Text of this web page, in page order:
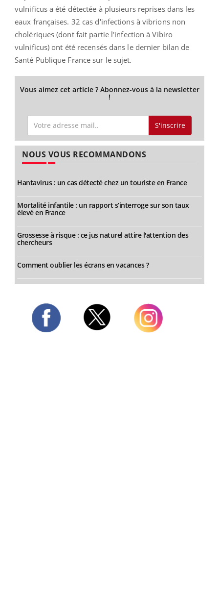
vulnificus a été détectée à plusieurs reprises dans les
eaux françaises. 32 cas d'infections à vibrions non
cholériques (dont fait partie l'infection à Vibiro
vulnificus) ont été recensés dans le dernier bilan de
Santé Publique France sur le sujet.
Vous aimez cet article ? Abonnez-vous à la newsletter
!
S'inscrire
NOUS VOUS RECOMMANDONS
Hantavirus : un cas détecté chez un touriste en France
Mortalité infantile : un rapport s’interroge sur son taux
élevé en France
Grossesse à risque : ce jus naturel attire l'attention des
chercheurs
Comment oublier les écrans en vacances ?